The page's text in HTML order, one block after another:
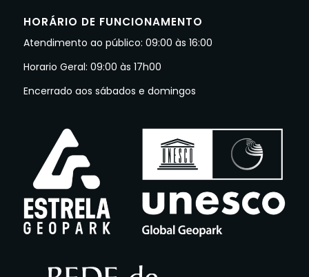
HORÁRIO DE FUNCIONAMENTO
Atendimento ao público: 09:00 às 16:00
Horario Geral: 09:00 às 17h00
Encerrado aos sábados e domingos